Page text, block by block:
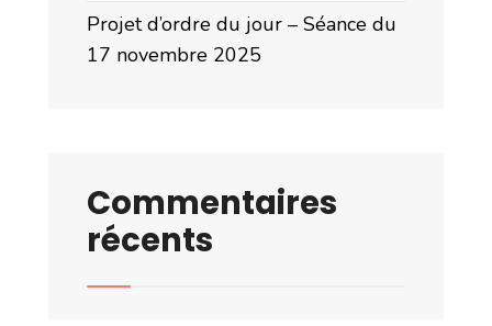
Projet d’ordre du jour – Séance du
17 novembre 2025
Commentaires
récents